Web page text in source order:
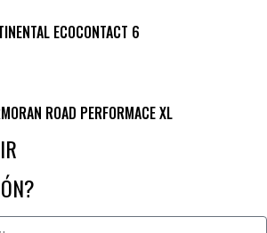
ECOCONTACT 6
ROAD PERFORMACE XL